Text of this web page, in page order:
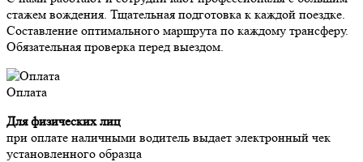
стажем вождения. Тщательная подготовка к каждой поездке.
Составление оптимального маршрута по каждому трансферу.
Обязательная проверка перед выездом.
Оплата
Для физических лиц
при оплате наличными водитель выдает электронный чек
установленного образца